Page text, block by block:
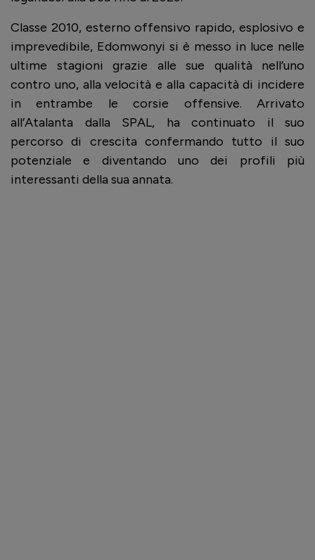
Classe 2010, esterno offensivo rapido, esplosivo e
imprevedibile, Edomwonyi si è messo in luce nelle
ultime stagioni grazie alle sue qualità nell’uno
contro uno, alla velocità e alla capacità di incidere
in entrambe le corsie offensive. Arrivato
all’Atalanta dalla SPAL, ha continuato il suo
percorso di crescita confermando tutto il suo
potenziale e diventando uno dei profili più
interessanti della sua annata.